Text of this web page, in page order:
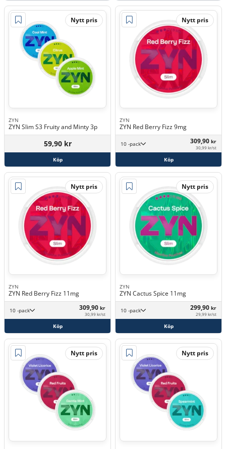
Nytt pris
ZYN
ZYN Slim S3 Fruity and Minty 3p
59,90 kr
Köp
Nytt pris
ZYN
ZYN Red Berry Fizz 9mg
10 -pack 309,90 kr
30,99 kr/st
Köp
Nytt pris
ZYN
ZYN Red Berry Fizz 11mg
10 -pack 309,90 kr
30,99 kr/st
Köp
Nytt pris
ZYN
ZYN Cactus Spice 11mg
10 -pack 299,90 kr
29,99 kr/st
Köp
Nytt pris Nytt pris